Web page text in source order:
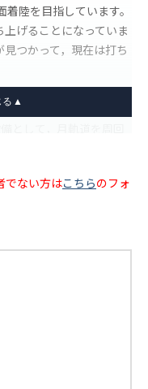
陸を目指しています。
げることになっていま
つかって，現在は打ち
いるかもしれません。
ことです。また，月や
業の活動も盛んです。
でない方はこちらのフォ